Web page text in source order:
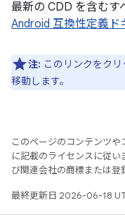
最新の CDD を含むす
Android 互換性定義ド
注: このリンクをク
移動します。
このページのコンテンツや
に記載のライセンスに従
び関連会社の商標または登
最終更新日 2026-06-18